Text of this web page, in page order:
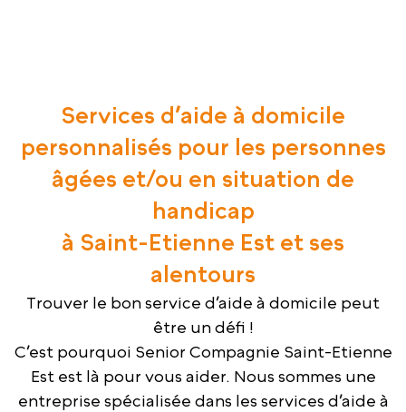
Services d’aide à domicile
personnalisés pour les personnes
âgées et/ou en situation de
handicap
à Saint-Etienne Est et ses
alentours
Trouver le bon service d’aide à domicile peut
être un défi !
C’est pourquoi Senior Compagnie Saint-Etienne
Est est là pour vous aider. Nous sommes une
entreprise spécialisée dans les services d’aide à